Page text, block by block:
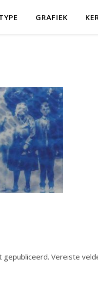
GRAFIEK
gepubliceerd. Vereiste